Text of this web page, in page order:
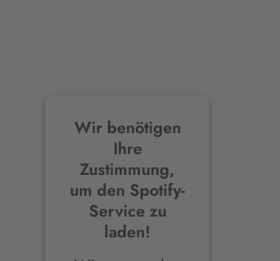
Wir benötigen
Ihre
Zustimmung,
um den Spotify-
Service zu
laden!